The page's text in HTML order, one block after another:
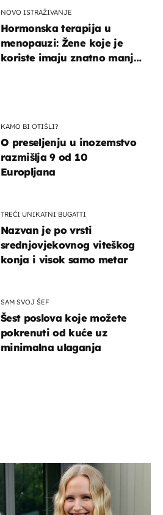
NOVO ISTRAŽIVANJE
Hormonska terapija u
menopauzi: Žene koje je
koriste imaju znatno manji
KAMO BI OTIŠLI?
O preseljenju u inozemstvo
razmišlja 9 od 10
Europljana
TREĆI UNIKATNI BUGATTI
Nazvan je po vrsti
srednjovjekovnog viteškog
konja i visok samo metar
SAM SVOJ ŠEF
Šest poslova koje možete
pokrenuti od kuće uz
minimalna ulaganja